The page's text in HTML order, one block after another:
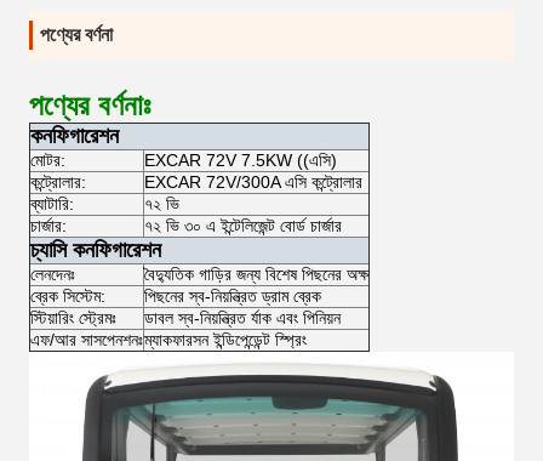
পণ্যের বর্ণনা
পণ্যের বর্ণনাঃ
কনফিগারেশন
মোটর:
EXCAR 72V 7.5KW ((এসি)
কন্ট্রোলার:
EXCAR 72V/300A এসি কন্ট্রোলার
ব্যাটারি:
৭২ ভি
চার্জার:
৭২ ভি ৩০ এ ইন্টেলিজেন্ট বোর্ড চার্জার
চ্যাসি কনফিগারেশন
লেনদেনঃ
বৈদ্যুতিক গাড়ির জন্য বিশেষ পিছনের অক্ষ
ব্রেক সিস্টেম:
পিছনের স্ব-নিয়ন্ত্রিত ড্রাম ব্রেক
স্টিয়ারিং স্ট্রেমঃ
ডাবল স্ব-নিয়ন্ত্রিত র্যাক এবং পিনিয়ন
এফ/আর সাসপেনশনঃম্যাকফারসন ইন্ডিপেন্ডেন্ট স্প্রিং